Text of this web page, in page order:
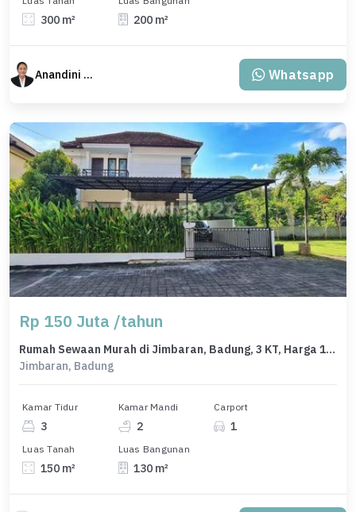
300 m² 200 m²
Anandini Property Whatsapp
Rp 150 Juta /tahun
Rumah Sewaan Murah di Jimbaran, Badung, 3 KT, Harga 150 Juta /tahun
Jimbaran, Badung
Kamar Tidur
3
Kamar Mandi
2
Carport
1
Luas Tanah
150 m²
Luas Bangunan
130 m²